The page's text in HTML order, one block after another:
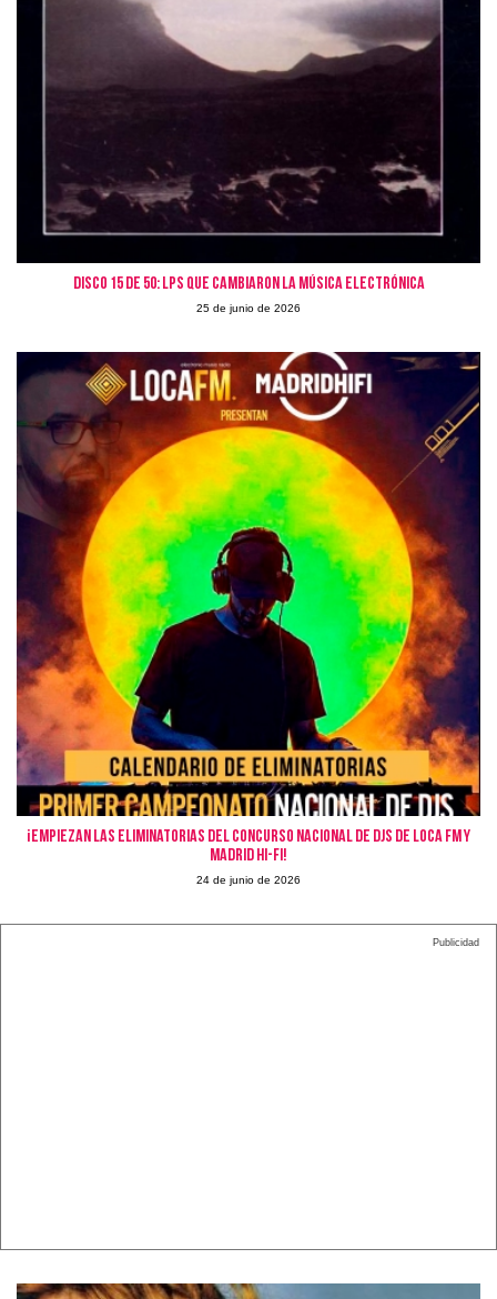
Disco 15 de 50: LPs que cambiaron la Música Electrónica
25 de junio de 2026
¡Empiezan las eliminatorias del concurso nacional de djs de Loca FM y
Madrid Hi-fi!
24 de junio de 2026
Publicidad